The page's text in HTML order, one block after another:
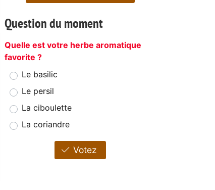
Question du moment
Quelle est votre herbe aromatique
favorite ?
Le basilic
Le persil
La ciboulette
La coriandre
Votez